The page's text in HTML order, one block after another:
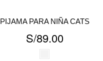
PIJAMA PARA NIÑA CATS
S/89.00